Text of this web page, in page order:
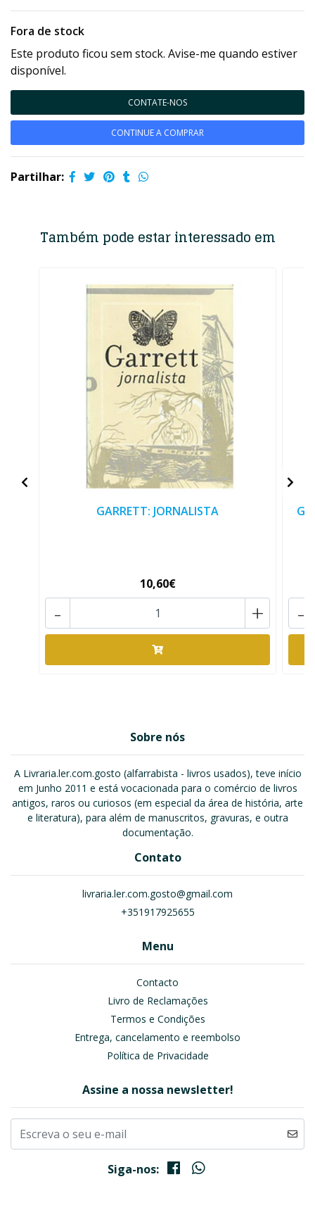
Fora de stock
Este produto ficou sem stock. Avise-me quando estiver
disponível.
CONTATE-NOS
CONTINUE A COMPRAR
Partilhar:
Também pode estar interessado em
GARRETT: JORNALISTA
10,60€
+
- -
Sobre nós
A Livraria.ler.com.gosto (alfarrabista - livros usados), teve início
em Junho 2011 e está vocacionada para o comércio de livros
antigos, raros ou curiosos (em especial da área de história, arte
e literatura), para além de manuscritos, gravuras, e outra
documentação.
Contato
livraria.ler.com.gosto@gmail.com
+351917925655
Menu
Contacto
Livro de Reclamações
Termos e Condições
Entrega, cancelamento e reembolso
Política de Privacidade
Assine a nossa newsletter!
Siga-nos: